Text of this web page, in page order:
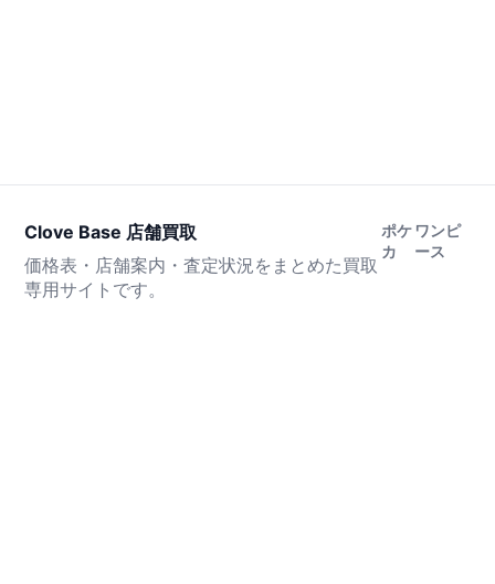
Clove Base 店舗買取
価格表・店舗案内・査定状況をまとめた買取
専用サイトです。
ポケ
カ
ワンピ
ース